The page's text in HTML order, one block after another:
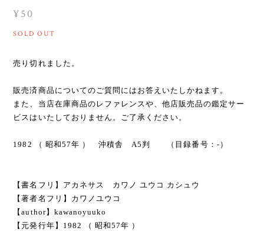
¥50
SOLD OUT
売り切れました。
販売済商品についてのご質問にはお答えいたしかねます。
また、当店在庫商品のレファレンスや、他店販売品の鑑定サー
ビスはいたしておりません。ご了承ください。
1982 （ 昭和57年 ） 沖積舎 A5判 （目録番号：-）
【書名フリ】アカネサス カワノ ユウコ カシュウ
【著者名フリ】カワノユウコ
【author】kawanoyuuko
【元発行年】1982 （ 昭和57年 ）